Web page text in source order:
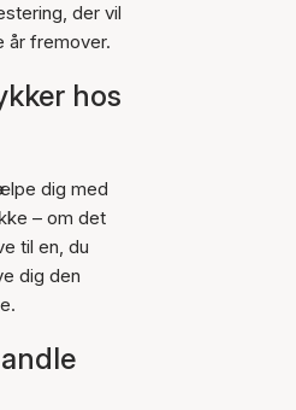
der vil
år fremover.
hos
dig med
– om det
til en, du
dig den